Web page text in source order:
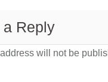
a Reply
will not be